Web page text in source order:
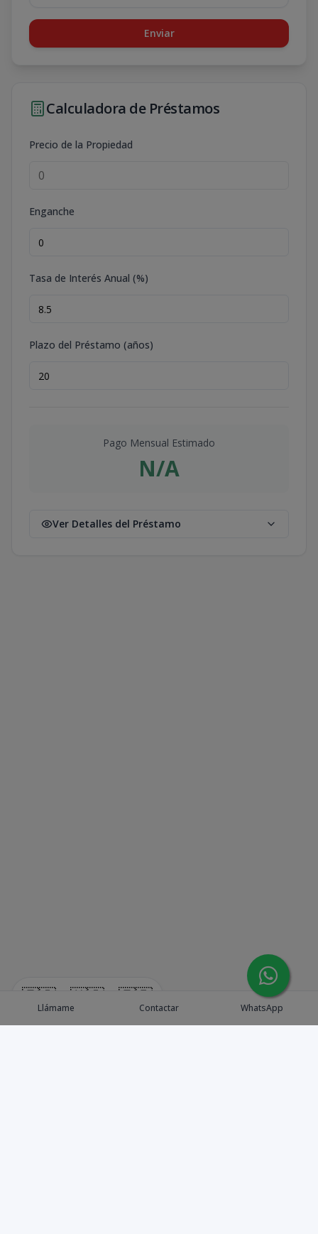
🇪🇸 🇺🇸 🇫🇷
Enviar
Calculadora de Préstamos
Precio de la Propiedad
Enganche
Tasa de Interés Anual (%)
Plazo del Préstamo (años)
Pago Mensual Estimado
N/A
Ver Detalles del Préstamo
Llámame Contactar WhatsApp